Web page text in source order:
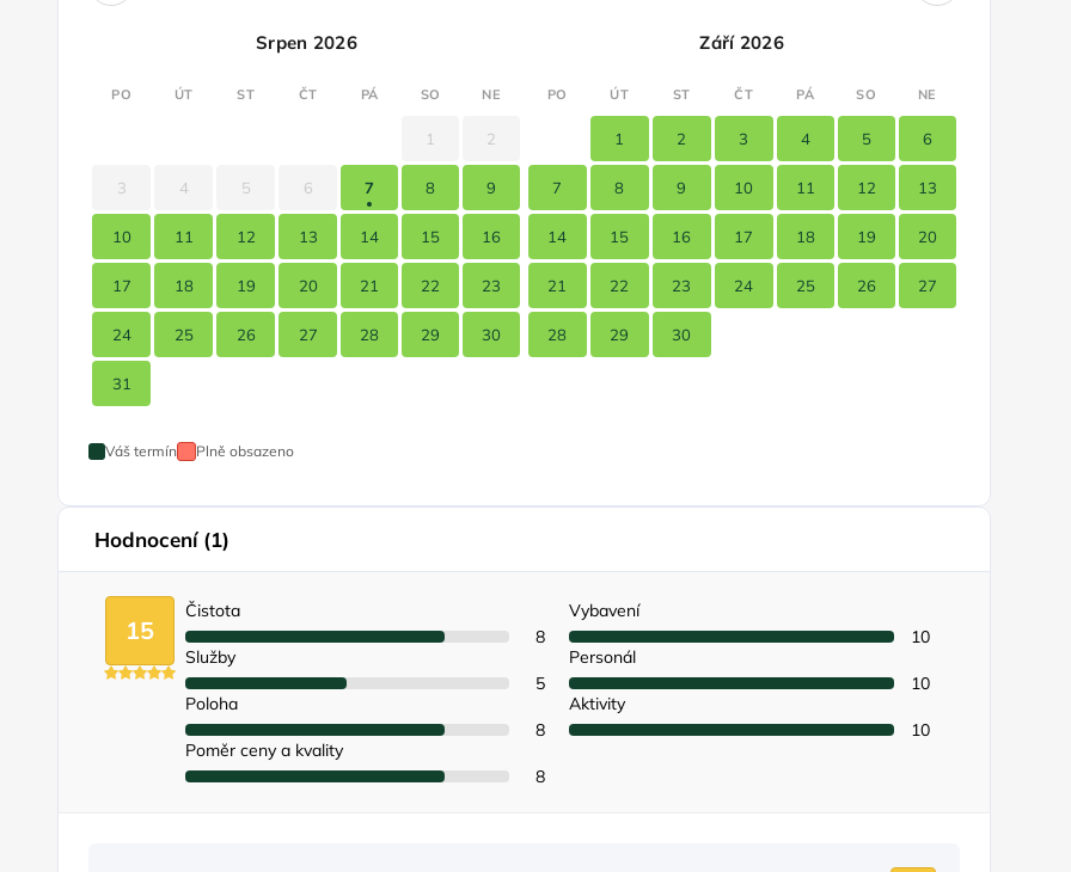
Srpen 2026
PO ÚT ST ČT PÁ SO NE
1 2
3 4 5 6 7 8 9
10 11 12 13 14 15 16
17 18 19 20 21 22 23
24 25 26 27 28 29 30
31
Září 2026
PO ÚT ST ČT PÁ SO NE
1 2 3 4 5 6
7 8 9 10 11 12 13
14 15 16 17 18 19 20
21 22 23 24 25 26 27
28 29 30
Váš termín Plně obsazeno
Hodnocení (1)
15
Čistota
8
Vybavení
10
Služby
5
Personál
10
Poloha
8
Aktivity
10
Poměr ceny a kvality
8